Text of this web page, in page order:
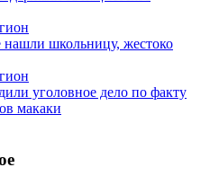
нашли школьницу, жестоко
уголовное дело по факту
макаки